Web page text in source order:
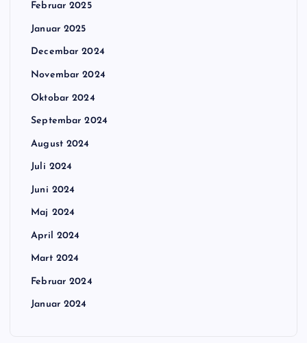
Februar 2025
Januar 2025
Decembar 2024
Novembar 2024
Oktobar 2024
Septembar 2024
August 2024
Juli 2024
Juni 2024
Maj 2024
April 2024
Mart 2024
Februar 2024
Januar 2024